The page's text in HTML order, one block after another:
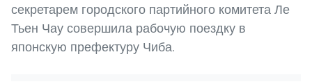
секретарем городского партийного комитета Ле
Тьен Чау совершила рабочую поездку в
японскую префектуру Чиба.